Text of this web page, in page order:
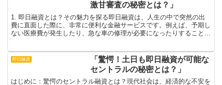
激甘審査の秘密とは？」
1. 即日融資とは？その魅力を探る即日融資は、人生の中で突然の出
費に直面した際に、非常に便利な金融サービスです。例えば、予期し
ない医療費が発生したり、急な車の修理が必要になったりすることが
即日融資
「驚愕！土日も即日融資が可能な
セントラルの秘密とは？」
はじめに：驚愕のセントラル融資とは？現代社会は、経済的な不安を